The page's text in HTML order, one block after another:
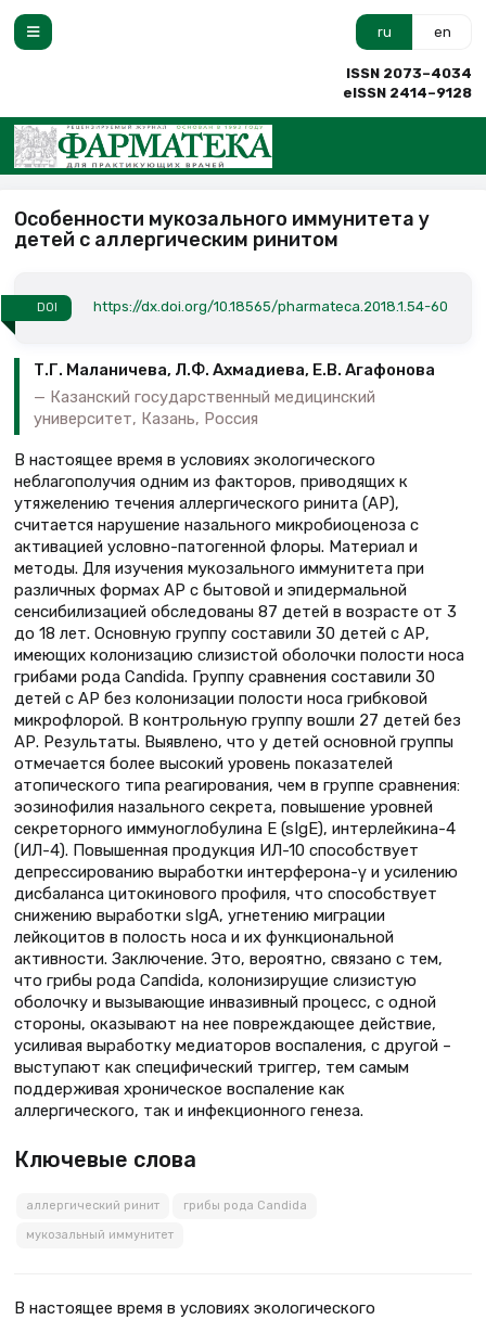
ru en
ISSN 2073–4034
eISSN 2414–9128
Особенности мукозального иммунитета у
детей с аллергическим ринитом
DOI https://dx.doi.org/10.18565/pharmateca.2018.1.54-60
Т.Г. Маланичева, Л.Ф. Ахмадиева, Е.В. Агафонова
Казанский государственный медицинский
университет, Казань, Россия
В настоящее время в условиях экологического
неблагополучия одним из факторов, приводящих к
утяжелению течения аллергического ринита (АР),
считается нарушение назального микробиоценоза с
активацией условно-патогенной флоры. Материал и
методы. Для изучения мукозального иммунитета при
различных формах АР с бытовой и эпидермальной
сенсибилизацией обследованы 87 детей в возрасте от 3
до 18 лет. Основную группу составили 30 детей с АР,
имеющих колонизацию слизистой оболочки полости носа
грибами рода Candida. Группу сравнения составили 30
детей с АР без колонизации полости носа грибковой
микрофлорой. В контрольную группу вошли 27 детей без
АР. Результаты. Выявлено, что у детей основной группы
отмечается более высокий уровень показателей
атопического типа реагирования, чем в группе сравнения:
эозинофилия назального секрета, повышение уровней
секреторного иммуноглобулина E (sIgЕ), интерлейкина-4
(ИЛ-4). Повышенная продукция ИЛ-10 способствует
депрессированию выработки интерферона-γ и усилению
дисбаланса цитокинового профиля, что способствует
снижению выработки sIgA, угнетению миграции
лейкоцитов в полость носа и их функциональной
активности. Заключение. Это, вероятно, связано с тем,
что грибы рода Caпdida, колонизирущие слизистую
оболочку и вызывающие инвазивный процесс, с одной
стороны, оказывают на нее повреждающее действие,
усиливая выработку медиаторов воспаления, с другой –
выступают как специфический триггер, тем самым
поддерживая хроническое воспаление как
аллергического, так и инфекционного генеза.
Ключевые слова
аллергический ринит грибы рода Candida
мукозальный иммунитет
В настоящее время в условиях экологического